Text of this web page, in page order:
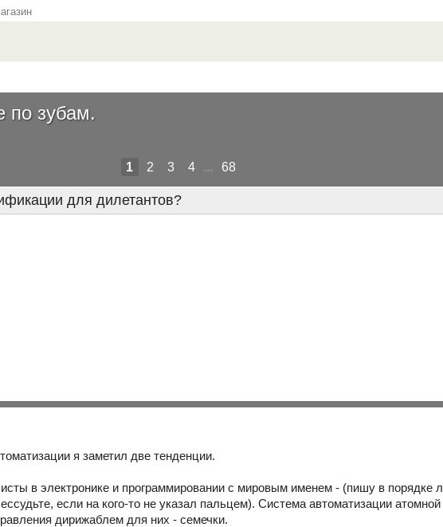
по зубам.
1 2 3 4 ... 68
для дилетантов?
я заметил две тенденции.
в электронике и программировании с мировым именем - (пишу в порядке
если на кого-то не указал пальцем). Система автоматизации
дирижаблем для них - семечки.